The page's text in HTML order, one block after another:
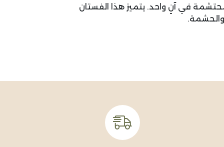
في آنٍ واحد. يتميز هذا الفستان